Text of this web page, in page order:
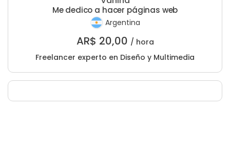
Me dedico a hacer páginas web
Argentina
AR$ 20,00 / hora
Freelancer experto en Diseño y Multimedia